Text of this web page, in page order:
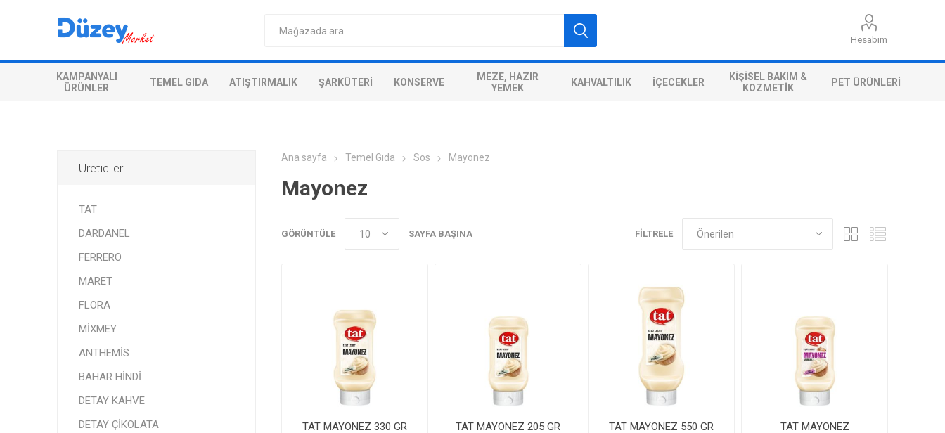
Hesabım
KAMPANYALI
ÜRÜNLER
TEMEL GIDA ATIŞTIRMALIK ŞARKÜTERI KONSERVE
MEZE, HAZIR
YEMEK
KAHVALTILIK İÇECEKLER
KIŞISEL BAKIM &
KOZMETIK
PET ÜRÜNLERI
Ana sayfa Temel Gıda Sos Mayonez
Mayonez
FILTRELE
GÖRÜNTÜLE SAYFA BAŞINA
TAT MAYONEZ 330 GR TAT MAYONEZ 205 GR TAT MAYONEZ 550 GR
TAT MAYONEZ
Üreticiler
TAT
DARDANEL
FERRERO
MARET
FLORA
MİXMEY
ANTHEMİS
BAHAR HİNDİ
DETAY KAHVE
DETAY ÇİKOLATA